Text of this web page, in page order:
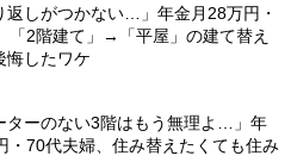
返しがつかない…」年金月28万円・
「2階建て」→「平屋」の建て替え
悔したワケ
ターのない3階はもう無理よ…」年
・70代夫婦、住み替えたくても住み